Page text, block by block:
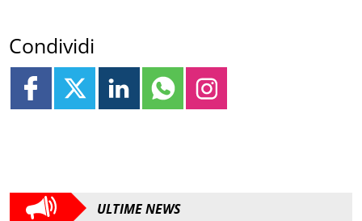
Condividi
ULTIME NEWS